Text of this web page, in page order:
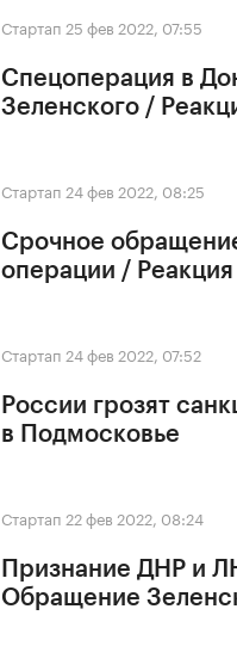
Стартап 25 фев 2022, 07:55
Спецоперация в
Зеленского /
Стартап 24 фев 2022, 08:25
Срочное
операции / Реакция
Стартап 24 фев 2022, 07:52
России грозят
в Подмосковье
Стартап 22 фев 2022, 08:24
Признание ДНР и
Обращение